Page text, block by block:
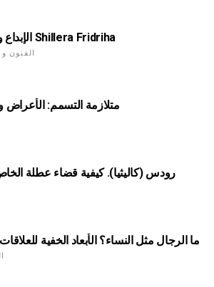
الإبداع وسيرة Shillera Fridriha
الفنون و
متلازمة التسمم: الأعراض
رودس (كاليثيا). كيفية قضاء عطلة
ما الرجال مثل النساء؟ الأبعاد الخفية